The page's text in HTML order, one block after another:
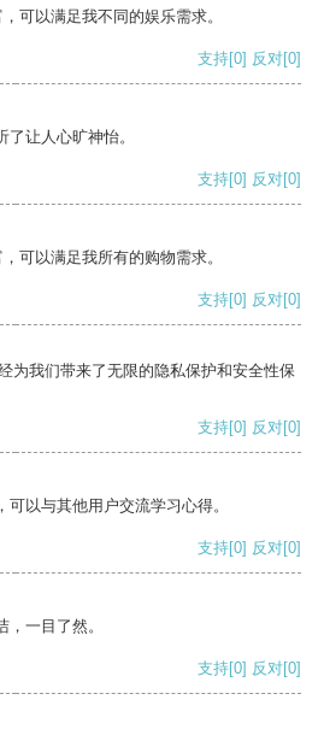
可以满足我不同的娱乐需求。
支持[0] 反对[0]
让人心旷神怡。
支持[0] 反对[0]
可以满足我所有的购物需求。
支持[0] 反对[0]
为我们带来了无限的隐私保护和安全性保
支持[0] 反对[0]
以与其他用户交流学习心得。
支持[0] 反对[0]
一目了然。
支持[0] 反对[0]